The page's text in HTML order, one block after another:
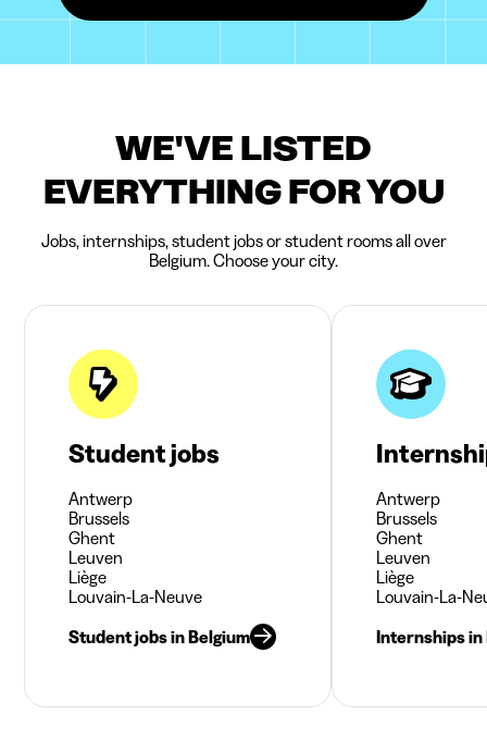
WE'VE LISTED
EVERYTHING FOR YOU
Jobs, internships, student jobs or student rooms all over
Belgium. Choose your city.
Student jobs
Antwerp
Brussels
Ghent
Leuven
Liège
Louvain-La-Neuve
Student jobs in Belgium
Antwerp
Brussels
Ghent
Leuven
Liège
Louvain-La-
Internships in